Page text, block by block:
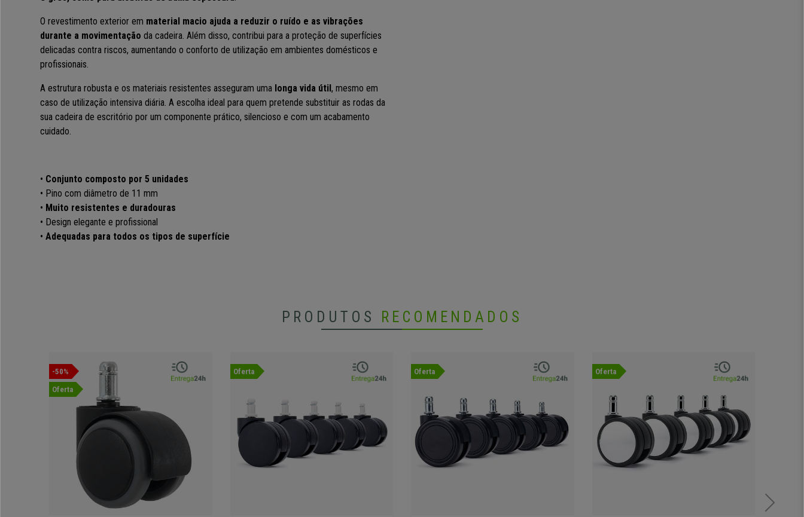
O revestimento exterior em material macio ajuda a reduzir o ruído e as vibrações
durante a movimentação da cadeira. Além disso, contribui para a proteção de superfícies
delicadas contra riscos, aumentando o conforto de utilização em ambientes domésticos e
profissionais.
A estrutura robusta e os materiais resistentes asseguram uma longa vida útil, mesmo em
caso de utilização intensiva diária. A escolha ideal para quem pretende substituir as rodas da
sua cadeira de escritório por um componente prático, silencioso e com um acabamento
cuidado.
• Conjunto composto por 5 unidades
• Pino com diâmetro de 11 mm
• Muito resistentes e duradouras
• Design elegante e profissional
• Adequadas para todos os tipos de superfície
PRODUTOS RECOMENDADOS
-50%
Oferta
Oferta Oferta Oferta